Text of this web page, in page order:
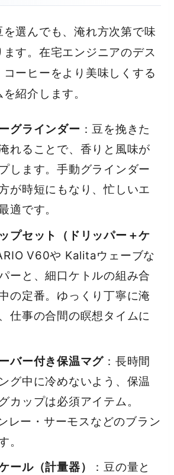
選んでも、淹れ方次第で味
す。在宅エンジニアのデス
ーヒーをより美味しくする
紹介します。
グラインダー ：豆を挽きた
れることで、香りと風味が
します。手動グラインダー
が時短にもなり、忙しいエ
適です。
プセット（ドリッパー＋ケ
V60や Kalitaウェーブな
ーと、細口ケトルの組み合
の定番。ゆっくり丁寧に淹
仕事の合間の瞑想タイムに
バー付き保温マグ ：長時間
グ中に冷めないよう、保温
カップは必須アイテム。
レー・サーモスなどのブラン
。
ール（計量器）
：豆の量と